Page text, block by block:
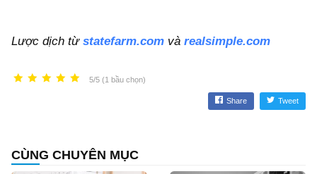
Lược dịch từ statefarm.com và realsimple.com
5/5 (1 bầu chọn)
Share Tweet
CÙNG CHUYÊN MỤC